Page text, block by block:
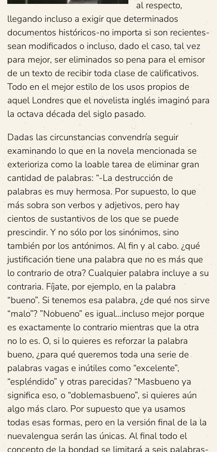
al respecto,
llegando incluso a exigir que determinados
documentos históricos-no importa si son recientes-
sean modificados o incluso, dado el caso, tal vez
para mejor, ser eliminados so pena para el emisor
de un texto de recibir toda clase de calificativos.
Todo en el mejor estilo de los usos propios de
aquel Londres que el novelista inglés imaginó para
la octava década del siglo pasado.
Dadas las circunstancias convendría seguir
examinando lo que en la novela mencionada se
exterioriza como la loable tarea de eliminar gran
cantidad de palabras: “-La destrucción de
palabras es muy hermosa. Por supuesto, lo que
más sobra son verbos y adjetivos, pero hay
cientos de sustantivos de los que se puede
prescindir. Y no sólo por los sinónimos, sino
también por los antónimos. Al fin y al cabo. ¿qué
justificación tiene una palabra que no es más que
lo contrario de otra? Cualquier palabra incluye a su
contraria. Fíjate, por ejemplo, en la palabra
“bueno”. Si tenemos esa palabra, ¿de qué nos sirve
“malo”? ”Nobueno” es igual…incluso mejor porque
es exactamente lo contrario mientras que la otra
no lo es. O, si lo quieres es reforzar la palabra
bueno, ¿para qué queremos toda una serie de
palabras vagas e inútiles como “excelente”,
“espléndido” y otras parecidas? “Masbueno ya
significa eso, o “doblemasbueno”, si quieres aún
algo más claro. Por supuesto que ya usamos
todas esas formas, pero en la versión final de la la
nuevalengua serán las únicas. Al final todo el